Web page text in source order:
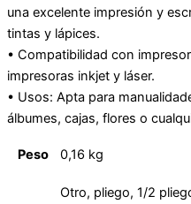
una excelente impresión y
tintas y lápices.
• Compatibilidad con
impresoras inkjet y láser.
• Usos: Apta para
álbumes, cajas, flores o
Peso 0,16 kg
Otro, pliego, 1/2